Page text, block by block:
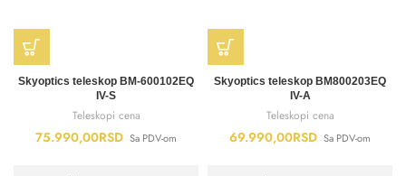
Skyoptics teleskop BM-600102EQ
IV-S
Teleskopi cena
75.990,00RSD Sa PDV-om
Skyoptics teleskop BM800203EQ
IV-A
Teleskopi cena
69.990,00RSD Sa PDV-om